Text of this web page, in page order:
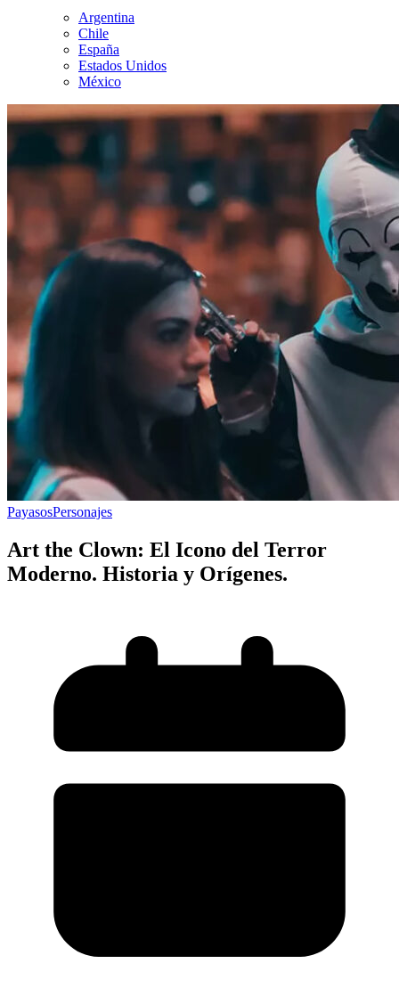
Argentina
Chile
España
Estados Unidos
México
PayasosPersonajes
Art the Clown: El Icono del Terror
Moderno. Historia y Orígenes.